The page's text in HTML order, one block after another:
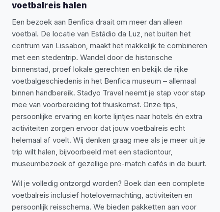
voetbalreis halen
Een bezoek aan Benfica draait om meer dan alleen
voetbal. De locatie van Estádio da Luz, net buiten het
centrum van Lissabon, maakt het makkelijk te combineren
met een stedentrip. Wandel door de historische
binnenstad, proef lokale gerechten en bekijk de rijke
voetbalgeschiedenis in het Benfica museum – allemaal
binnen handbereik. Stadyo Travel neemt je stap voor stap
mee van voorbereiding tot thuiskomst. Onze tips,
persoonlijke ervaring en korte lijntjes naar hotels én extra
activiteiten zorgen ervoor dat jouw voetbalreis echt
helemaal af voelt. Wij denken graag mee als je meer uit je
trip wilt halen, bijvoorbeeld met een stadiontour,
museumbezoek of gezellige pre-match cafés in de buurt.
Wil je volledig ontzorgd worden? Boek dan een complete
voetbalreis inclusief hotelovernachting, activiteiten en
persoonlijk reisschema. We bieden pakketten aan voor